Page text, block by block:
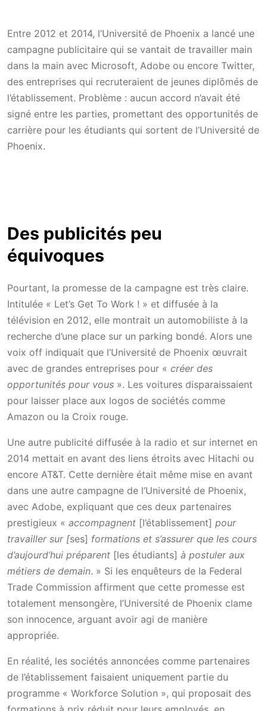
Entre 2012 et 2014, l’Université de Phoenix a lancé une
campagne publicitaire qui se vantait de travailler main
dans la main avec Microsoft, Adobe ou encore Twitter,
des entreprises qui recruteraient de jeunes diplômés de
l’établissement. Problème : aucun accord n’avait été
signé entre les parties, promettant des opportunités de
carrière pour les étudiants qui sortent de l’Université de
Phoenix.
Des publicités peu
équivoques
Pourtant, la promesse de la campagne est très claire.
Intitulée « Let’s Get To Work ! » et diffusée à la
télévision en 2012, elle montrait un automobiliste à la
recherche d’une place sur un parking bondé. Alors une
voix off indiquait que l’Université de Phoenix œuvrait
avec de grandes entreprises pour « créer des
opportunités pour vous ». Les voitures disparaissaient
pour laisser place aux logos de sociétés comme
Amazon ou la Croix rouge.
Une autre publicité diffusée à la radio et sur internet en
2014 mettait en avant des liens étroits avec Hitachi ou
encore AT&T. Cette dernière était même mise en avant
dans une autre campagne de l’Université de Phoenix,
avec Adobe, expliquant que ces deux partenaires
prestigieux « accompagnent [l’établissement] pour
travailler sur [ses] formations et s’assurer que les cours
d’aujourd’hui préparent [les étudiants] à postuler aux
métiers de demain. » Si les enquêteurs de la Federal
Trade Commission affirment que cette promesse est
totalement mensongère, l’Université de Phoenix clame
son innocence, arguant avoir agi de manière
appropriée.
En réalité, les sociétés annoncées comme partenaires
de l’établissement faisaient uniquement partie du
programme « Workforce Solution », qui proposait des